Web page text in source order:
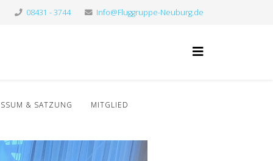
08431 - 3744 Info@Fluggruppe-Neuburg.de
& SATZUNG MITGLIED